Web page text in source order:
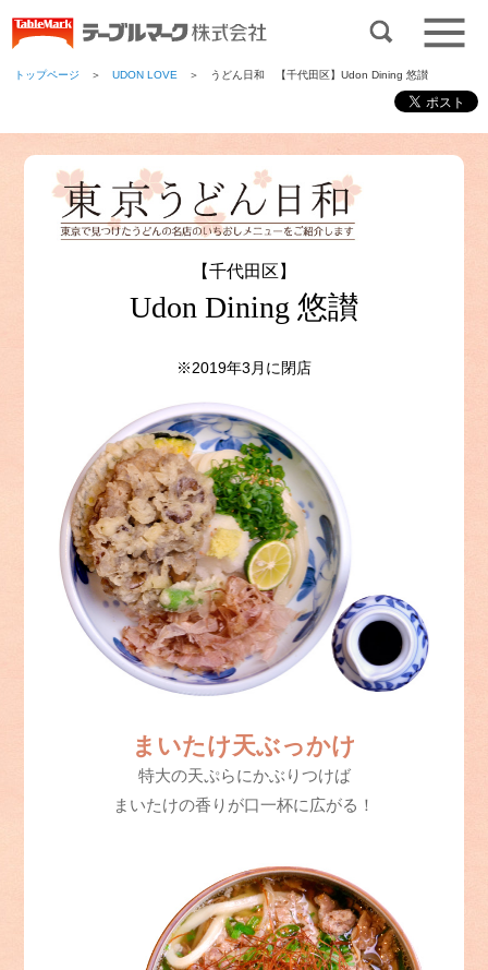
トップページ ＞UDON LOVE ＞ うどん日和 【千代田区】Udon Dining 悠讃
【千代田区】
Udon Dining 悠讃
※2019年3月に閉店
まいたけ天ぶっかけ
特大の天ぷらにかぶりつけば
まいたけの香りが口一杯に広がる！